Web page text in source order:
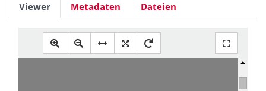
Viewer Metadaten Dateien